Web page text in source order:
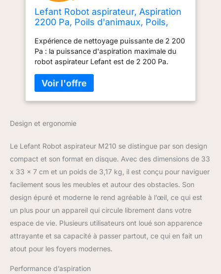
Lefant Robot aspirateur, Aspiration
2200 Pa, Poils d'animaux, Poils,
Maison, autonomie de 120 Min, 6
Modes de Nettoyage, Wi-
FI/Application/télécommande, M210
Expérience de nettoyage puissante de 2 200
Pa : la puissance d'aspiration maximale du
robot aspirateur Lefant est de 2 200 Pa.
poussière et même le sable. Le robot
aspirateur ramasse efficacement la nourriture
pour chiens et les litières pour chats, détecte
puissance d'aspiration pour un nettoyage
plupart des aspirateurs robots commerciaux
nettoient de manière aléatoire. En
comparaison, le robot aspirateur Lefant
dispose de six modes de nettoyage : Auto,
Zone, Spot, Edge, Programmation et
Contrôle directionnel. Avec le triple système
de nettoyage, chaque recoin de votre
maison peut être nettoyé en profondeur, le
nettoyage n'a jamais été aussi simple !
Technologie FreeMove 3.0 : avec capteurs
infrarouges 6D intégrés pour éviter les
environnementale complète à 720 degrés au
Design et ergonomie
Le Lefant Robot aspirateur M210 se distingue par son design
compact et son format en disque. Avec des dimensions de 33
x 33 x 7 cm et un poids de 3,17 kg, il est conçu pour naviguer
facilement sous les meubles et autour des obstacles. Son
design épuré et moderne le rend agréable à l’œil, ce qui est
un plus pour un appareil qui circule librement dans votre
espace de vie. Plusieurs utilisateurs ont loué son apparence
attrayante et sa capacité à passer partout, ce qui en fait un
atout pour les foyers modernes.
Performance d’aspiration